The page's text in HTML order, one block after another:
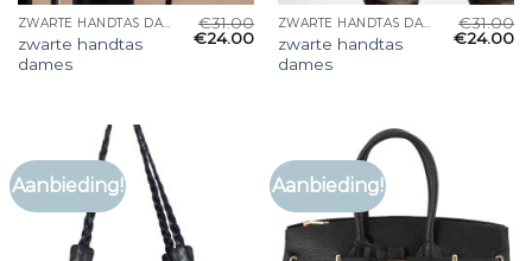
ZWARTE HANDTAS DAMES
zwarte handtas
dames
€31.00
€24.00
ZWARTE HANDTAS DAMES
zwarte handtas
dames
€31.00
€24.00
Aanbieding! Aanbieding!